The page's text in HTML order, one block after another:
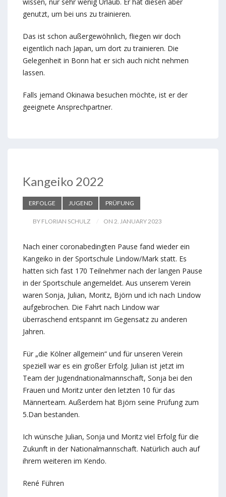
genutzt, um bei uns zu trainieren.
Das ist schon außergewöhnlich, fliegen wir doch
eigentlich nach Japan, um dort zu trainieren. Die
Gelegenheit in Bonn hat er sich auch nicht nehmen
lassen.
Falls jemand Okinawa besuchen möchte, ist er der
geeignete Ansprechpartner.
Kangeiko 2022
ERFOLGE JUGEND PRÜFUNG
BY FLORIAN SCHULZ ON 2. JANUARY 2023
Nach einer coronabedingten Pause fand wieder ein
Kangeiko in der Sportschule Lindow/Mark statt. Es
hatten sich fast 170 Teilnehmer nach der langen Pause
in der Sportschule angemeldet. Aus unserem Verein
waren Sonja, Julian, Moritz, Björn und ich nach Lindow
aufgebrochen. Die Fahrt nach Lindow war
überraschend entspannt im Gegensatz zu anderen
Jahren.
Für „die Kölner allgemein“ und für unseren Verein
speziell war es ein großer Erfolg. Julian ist jetzt im
Team der Jugendnationalmannschaft, Sonja bei den
Frauen und Moritz unter den letzten 10 für das
Männerteam. Außerdem hat Björn seine Prüfung zum
5.Dan bestanden.
Ich wünsche Julian, Sonja und Moritz viel Erfolg für die
Zukunft in der Nationalmannschaft. Natürlich auch auf
ihrem weiteren im Kendo.
René Führen